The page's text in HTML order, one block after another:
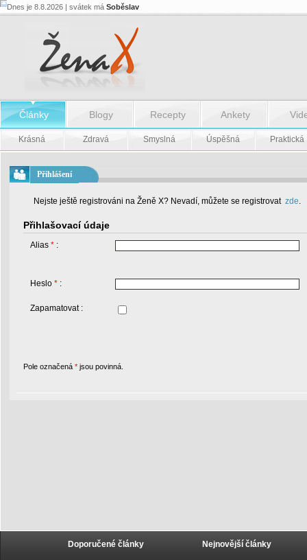
Dnes je 8.8.2026 | svátek má Soběslav
Články Blogy Recepty Ankety
Krásná Zdravá Smyslná Úspěšná Praktická
Přihlášení
Nejste ještě registrováni na Ženě X? Nevadí, můžete se registrovat zde.
Přihlašovací údaje
Alias * :
Heslo * :
Zapamatovat :
Pole označená * jsou povinná.
Doporučené články Nejnovější články